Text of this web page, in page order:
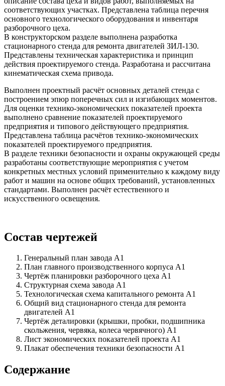
соответствующих участках. Представлена таблица перечня
основного технологического оборудования и инвентаря
разборочного цеха.
В конструкторском разделе выполнена разработка
стационарного стенда для ремонта двигателей ЗИЛ-130.
Представлены техническая характеристика и принцип
действия проектируемого стенда. Разработана и рассчитана
кинематическая схема привода.
Выполнен проектный расчёт основных деталей стенда с
построением эпюр поперечных сил и изгибающих моментов.
Для оценки технико-экономических показателей проекта
выполнено сравнение показателей проектируемого
предприятия и типового действующего предприятия.
Представлена таблица расчётов технико-экономических
показателей проектируемого предприятия.
В разделе техники безопасности и охраны окружающей среды
разработаны соответствующие мероприятия с учетом
конкретных местных условий применительно к каждому виду
работ и машин на основе общих требований, установленных
стандартами. Выполнен расчёт естественного и
искусственного освещения.
Состав чертежей
Генеральный план завода А1
План главного производственного корпуса А1
Чертёж планировки разборочного цеха А1
Структурная схема завода А1
Технологическая схема капитального ремонта А1
Общий вид стационарного стенда для ремонта
двигателей А1
Чертёж деталировки (крышки, пробки, подшипника
скольжения, червяка, колеса червячного) А1
Лист экономических показателей проекта А1
Плакат обеспечения техники безопасности А1
Содержание